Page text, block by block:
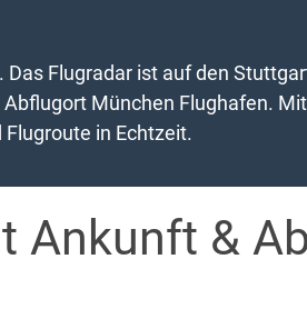
Flugradar ist auf den
München Flughafen.
in Echtzeit.
Ankunft &